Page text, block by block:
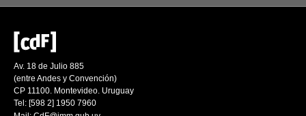
Av. 18 de Julio 885
(entre Andes y Convención)
CP 11100. Montevideo. Uruguay
Tel: [598 2] 1950 7960